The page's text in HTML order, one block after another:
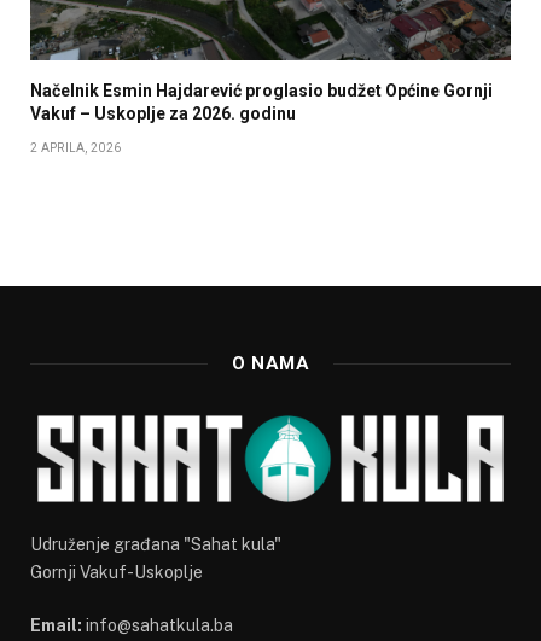
Načelnik Esmin Hajdarević proglasio budžet Općine Gornji
Vakuf – Uskoplje za 2026. godinu
2 APRILA, 2026
O NAMA
Udruženje građana "Sahat kula"
Gornji Vakuf-Uskoplje
Email: info@sahatkula.ba